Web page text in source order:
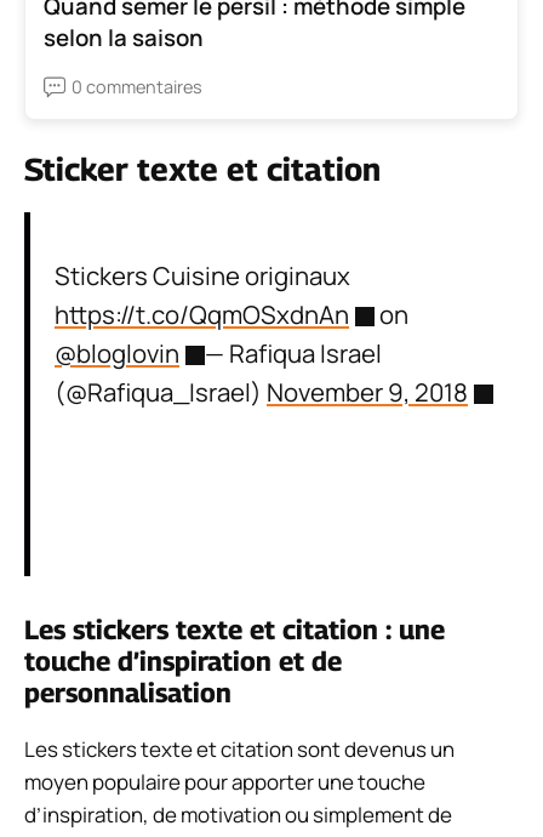
Quand semer le persil : méthode simple
selon la saison
0 commentaires
Sticker texte et citation
Stickers Cuisine originaux
https://t.co/QqmOSxdnAn
on
@bloglovin
— Rafiqua Israel
(@Rafiqua_Israel) November 9, 2018
Les stickers texte et citation : une
touche d’inspiration et de
personnalisation
Les stickers texte et citation sont devenus un
moyen populaire pour apporter une touche
d’inspiration, de motivation ou simplement de